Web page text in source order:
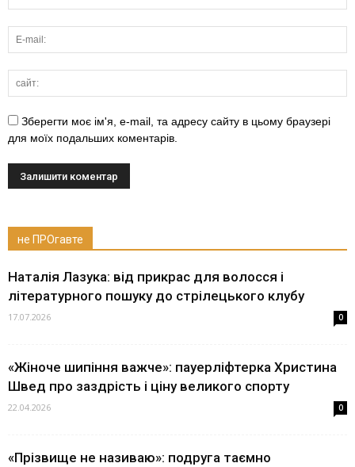
Зберегти моє ім'я, e-mail, та адресу сайту в цьому браузері
для моїх подальших коментарів.
не ПРОгавте
Наталія Лазука: від прикрас для волосся і
літературного пошуку до стрілецького клубу
17.07.2026 0
«Жіноче шипіння важче»: пауерліфтерка Христина
Швед про заздрість і ціну великого спорту
22.04.2026 0
«Прізвище не називаю»: подруга таємно